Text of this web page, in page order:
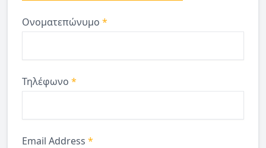
Ονοματεπώνυμο *
Τηλέφωνο *
Email Address *